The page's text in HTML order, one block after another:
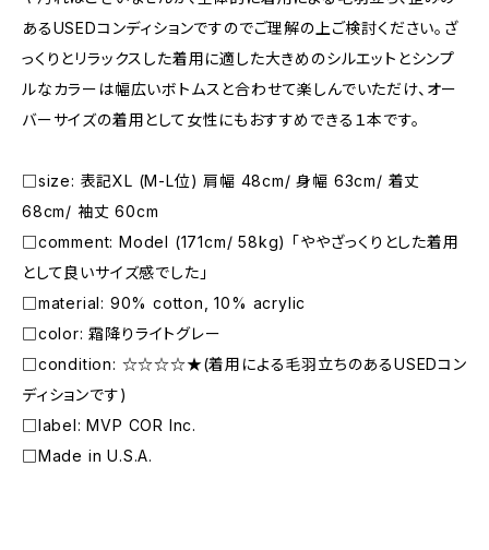
あるUSEDコンディションですのでご理解の上ご検討ください。ざ
っくりとリラックスした着用に適した大きめのシルエットとシンプ
ルなカラーは幅広いボトムスと合わせて楽しんでいただけ、オー
バーサイズの着用として女性にもおすすめできる１本です。
□size: 表記XL (M-L位) 肩幅 48cm/ 身幅 63cm/ 着丈
68cm/ 袖丈 60cm
□comment: Model (171cm/ 58kg) 「ややざっくりとした着用
として良いサイズ感でした」
□material: 90% cotton, 10% acrylic
□color: 霜降りライトグレー
□condition: ☆☆☆☆★(着用による毛羽立ちのあるUSEDコン
ディションです)
□label: MVP COR Inc.
□Made in U.S.A.